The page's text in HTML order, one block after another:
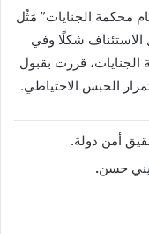
محكمة الجنايات” مَثُل
شكلًا وفي
الجنايات، قررت بقبول
الحبس الاحتياطي.
حسن.